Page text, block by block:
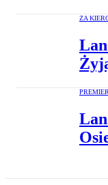
ZA